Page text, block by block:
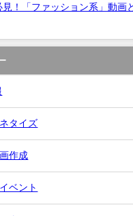
見！「ファッション系」動画
タイズ
作成
ベント